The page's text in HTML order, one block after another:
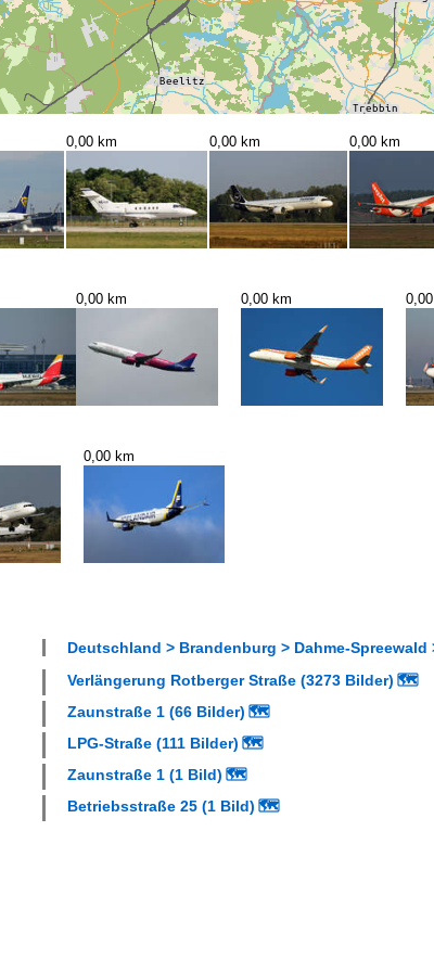
0,00 km 0,00 km 0,00 km
0,00 km 0,00 km
0,00 km
Deutschland > Brandenburg > Dahme-
Verlängerung Rotberger Straße (3273 Bilder) 🗺
Zaunstraße 1 (66 Bilder) 🗺
LPG-Straße (111 Bilder) 🗺
Zaunstraße 1 (1 Bild) 🗺
Betriebsstraße 25 (1 Bild) 🗺